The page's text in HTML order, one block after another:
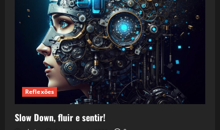
Reflexões
Slow Down, fluir e sentir!